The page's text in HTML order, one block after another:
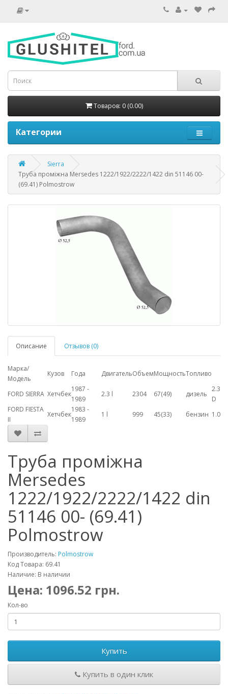
Товаров: 0 (0.00)
Категории
Sierra
Труба проміжна Mersedes 1222/1922/2222/1422 din 51146 00-
(69.41) Polmostrow
Описание Отзывов (0)
Марка/
Модель
Кузов Года ДвигательОбъемМощностьТопливо
FORD SIERRA Хетчбек
1987 -
1989
2.3 l 2304 67(49) дизель
2.3
D
FORD FIESTA
II
Хетчбек
1983 -
1989
1 l 999 45(33) бензин 1.0
Труба проміжна
Mersedes
1222/1922/2222/1422 din
51146 00- (69.41)
Polmostrow
Производитель: Polmostrow
Код Товара: 69.41
Наличие: В наличии
Цена: 1096.52 грн.
Кол-во
Купить
Купить в один клик